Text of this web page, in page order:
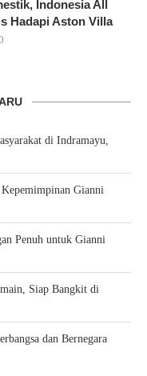
Indonesia All
Hadapi Aston Villa
di Indramayu,
Gianni
Penuh untuk Gianni
Siap Bangkit di
dan Bernegara